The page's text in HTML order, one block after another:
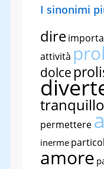
I sinonimi
dire
attività
dolce
tranquillo
permettere
inerme
amore